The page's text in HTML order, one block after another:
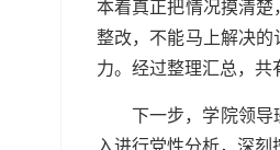
本着真正把情况摸清
整改，不能马上解决
力。经过整理汇总，共
下一步，学院领导
入进行党性分析，深刻